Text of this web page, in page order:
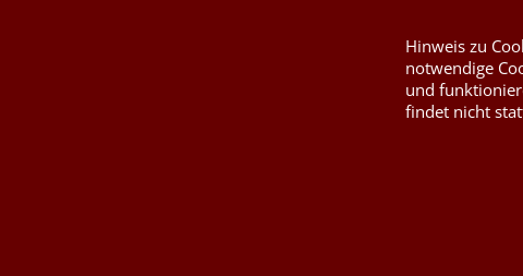
Hinweis zu
notwendige
und
findet nicht